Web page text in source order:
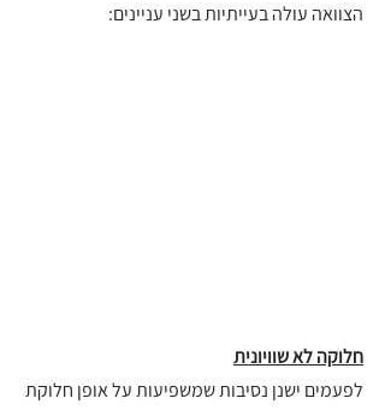
הצוואה עולה בעייתיות בשני עניינים:
חלוקה לא שוויונית
לפעמים ישנן נסיבות שמשפיעות על אופן חלוקת